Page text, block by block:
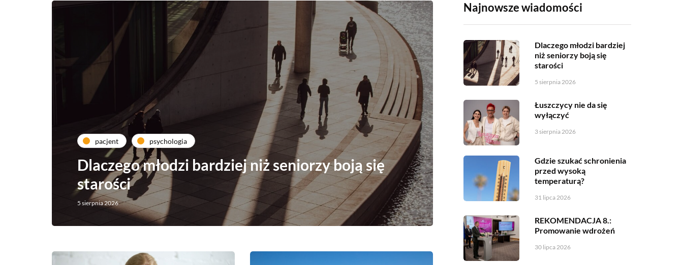
pacjent psychologia
Dlaczego młodzi bardziej niż seniorzy boją się
starości
5 sierpnia 2026
Najnowsze wiadomości
Dlaczego młodzi bardziej
niż seniorzy boją się
starości
5 sierpnia 2026
Łuszczycy nie da się
wyłączyć
3 sierpnia 2026
Gdzie szukać schronienia
przed wysoką
temperaturą?
31 lipca 2026
REKOMENDACJA 8.:
Promowanie wdrożeń
30 lipca 2026